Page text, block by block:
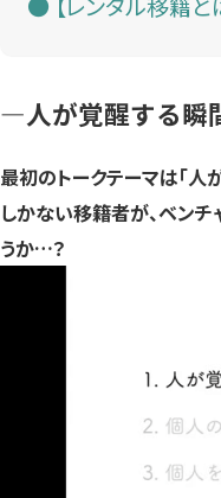
—人が覚醒する瞬
最初のトークテーマは「人
しかない移籍者が、ベンチ
うか…？